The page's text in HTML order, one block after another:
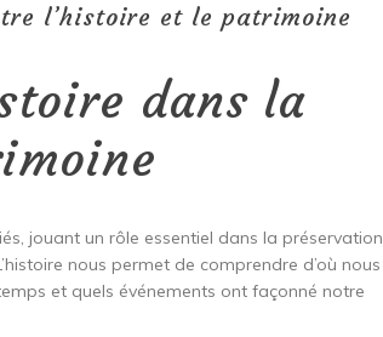
l’histoire et le patrimoine
dans la
jouant un rôle essentiel dans la préservation
nous permet de comprendre d’où nous
et quels événements ont façonné notre